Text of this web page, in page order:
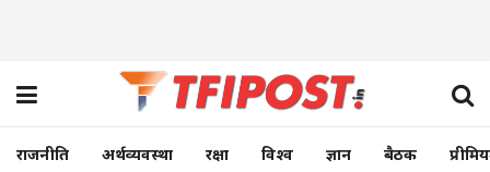
राजनीति अर्थव्यवस्था रक्षा विश्व ज्ञान बैठक